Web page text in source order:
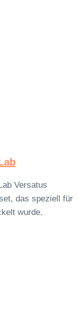
Versatus
das speziell für
wurde.